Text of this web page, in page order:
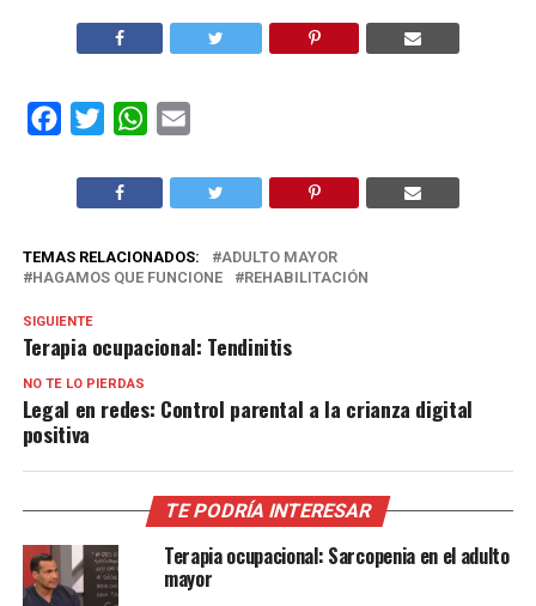
Facebook
TwitterWhatsApp
TEMAS RELACIONADOS:
ADULTO MAYOR
HAGAMOS QUE FUNCIONE
REHABILITACIÓN
SIGUIENTE
Terapia ocupacional: Tendinitis
NO TE LO PIERDAS
Legal en redes: Control parental a la crianza digital
positiva
TE PODRÍA INTERESAR
Terapia ocupacional: Sarcopenia en el adulto
mayor